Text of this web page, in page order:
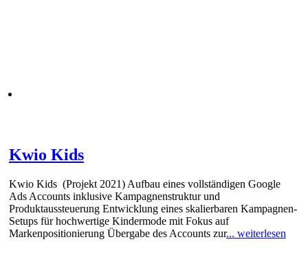
Kwio Kids
Kwio Kids (Projekt 2021) Aufbau eines vollständigen Google
Ads Accounts inklusive Kampagnenstruktur und
Produktaussteuerung Entwicklung eines skalierbaren Kampagnen-
Setups für hochwertige Kindermode mit Fokus auf
Markenpositionierung Übergabe des Accounts zur... weiterlesen